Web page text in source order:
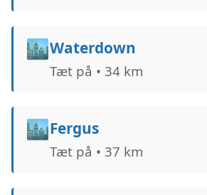
🏙️Waterdown
Tæt på • 34 km
🏙️Fergus
Tæt på • 37 km